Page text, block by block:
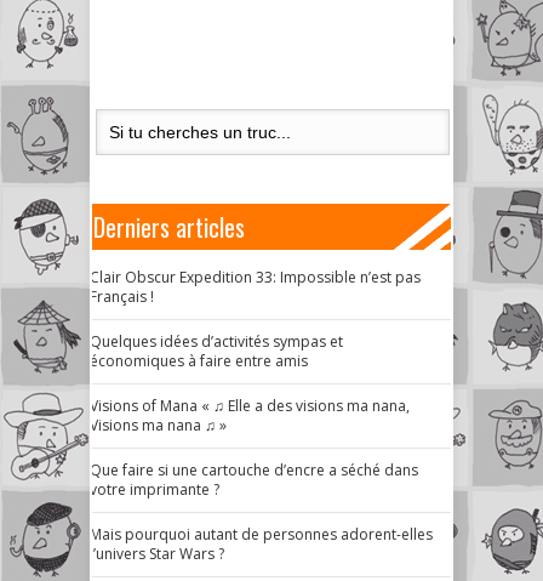
Derniers articles
Clair Obscur Expedition 33: Impossible n’est pas
Français !
Quelques idées d’activités sympas et
économiques à faire entre amis
Visions of Mana « ♫ Elle a des visions ma nana,
Visions ma nana ♫ »
Que faire si une cartouche d’encre a séché dans
votre imprimante ?
Mais pourquoi autant de personnes adorent-elles
l’univers Star Wars ?